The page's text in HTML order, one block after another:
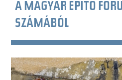
A MAGYAR ÉPÍTŐ
SZÁMÁBÓL